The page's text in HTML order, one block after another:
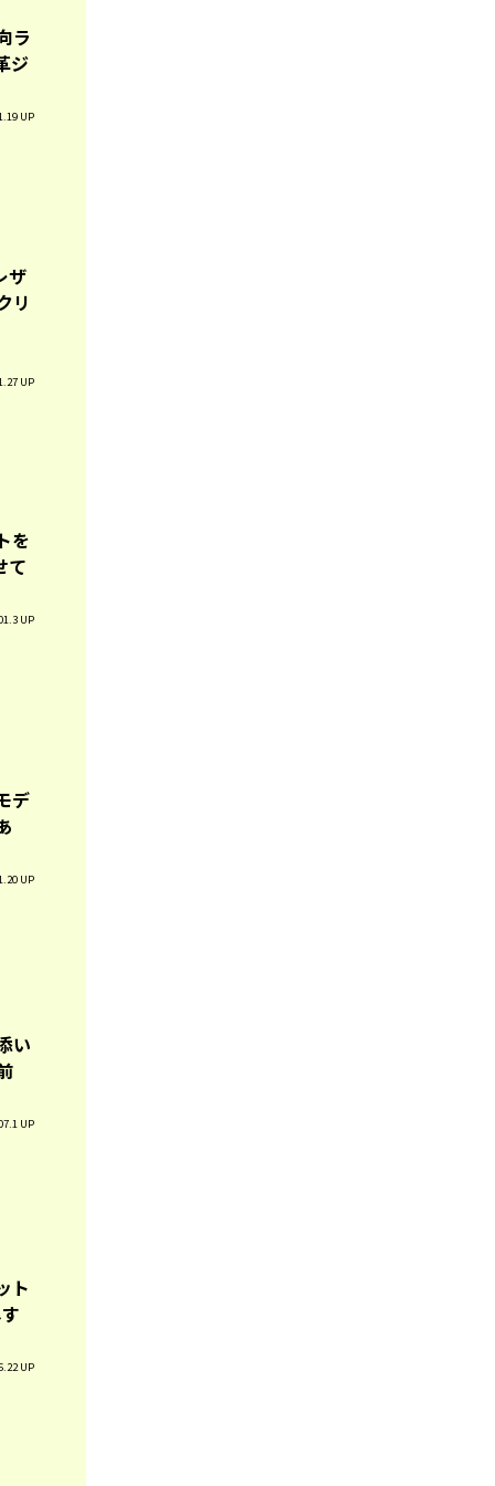
ラ
ジ
UP
ザ
リ
UP
を
て
UP
デ
UP
い
UP
ト
UP